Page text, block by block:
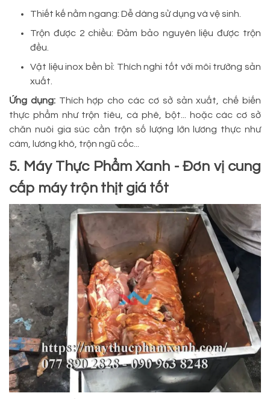
Thiết kế nằm ngang: Dễ dàng sử dụng và vệ sinh.
Trộn được 2 chiều: Đảm bảo nguyên liệu được trộn
đều.
Vật liệu inox bền bỉ: Thích nghi tốt với môi trường sản
xuất.
Ứng dụng: Thích hợp cho các cơ sở sản xuất, chế biến
thực phẩm như trộn tiêu, cà phê, bột... hoặc các cơ sở
chăn nuôi gia súc cần trộn số lượng lớn lương thực như
cám, lương khô, trộn ngũ cốc...
5. Máy Thực Phẩm Xanh - Đơn vị cung
cấp máy trộn thịt giá tốt